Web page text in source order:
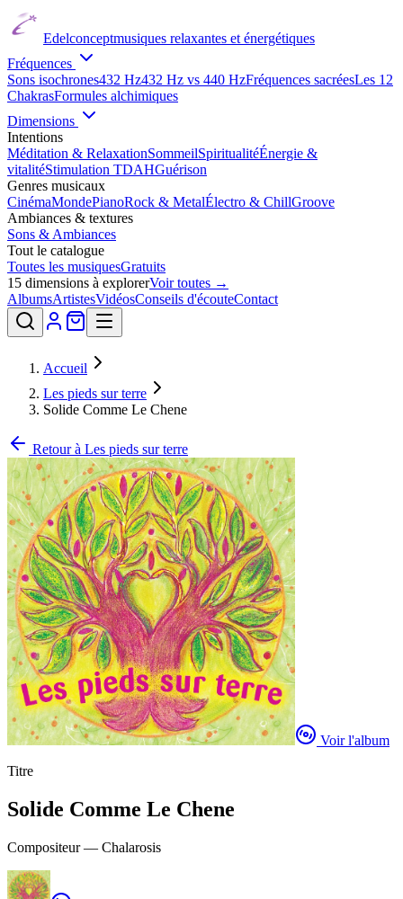
Edelconceptmusiques relaxantes et énergétiques
Fréquences
Sons isochrones432 Hz432 Hz vs 440 HzFréquences sacréesLes 12
ChakrasFormules alchimiques
Dimensions
Intentions
Méditation & RelaxationSommeilSpiritualitéÉnergie &
vitalitéStimulation TDAHGuérison
Genres musicaux
CinémaMondePianoRock & MetalÉlectro & ChillGroove
Ambiances & textures
Sons & Ambiances
Tout le catalogue
Toutes les musiquesGratuits
15 dimensions à explorerVoir toutes →
AlbumsArtistesVidéosConseils d'écouteContact
Accueil
Les pieds sur terre
Solide Comme Le Chene
Retour à Les pieds sur terre
Voir l'album
Titre
Solide Comme Le Chene
Compositeur — Chalarosis